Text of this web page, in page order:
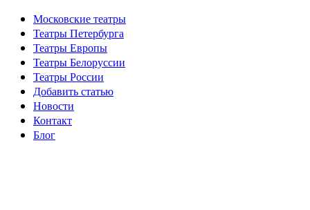
Московские театры
Театры Петербурга
Театры Европы
Театры Белоруссии
Театры России
Добавить статью
Новости
Контакт
Блог